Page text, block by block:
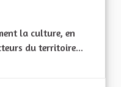
la culture, en
du territoire...